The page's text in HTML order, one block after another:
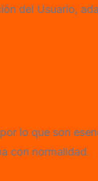
del Usuario,
lo que son
con normalidad.